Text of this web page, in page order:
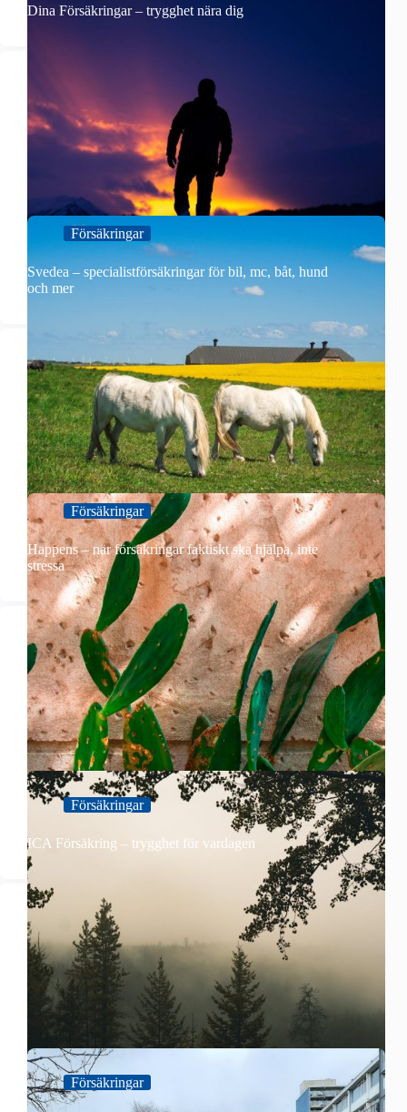
Dina Försäkringar – trygghet nära dig
Försäkringar
Svedea – specialistförsäkringar för bil, mc, båt, hund
och mer
Försäkringar
Happens – när försäkringar faktiskt ska hjälpa, inte
stressa
Försäkringar
ICA Försäkring – trygghet för vardagen
Försäkringar